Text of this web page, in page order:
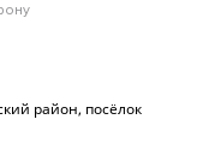
район, посёлок